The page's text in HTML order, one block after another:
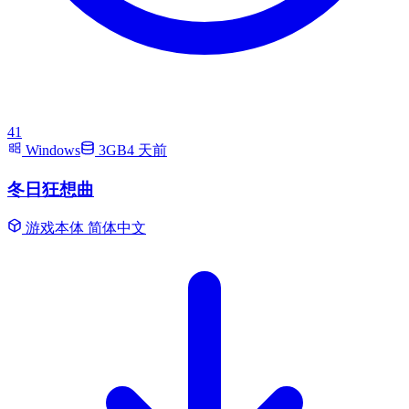
41
Windows
3GB4 天前
冬日狂想曲
游戏本体 简体中文